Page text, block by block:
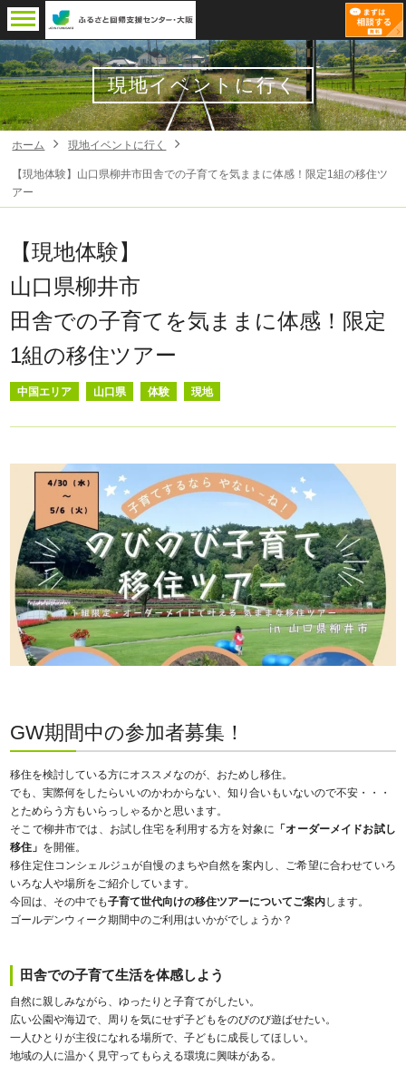
現地イベントに行く
ホーム 現地イベントに行く
【現地体験】山口県柳井市田舎での子育てを気ままに体感！限定1組の移住ツ
アー
【現地体験】
山口県柳井市
田舎での子育てを気ままに体感！限定
1組の移住ツアー
中国エリア 山口県 体験 現地
GW期間中の参加者募集！
移住を検討している方にオススメなのが、おためし移住。
でも、実際何をしたらいいのかわからない、知り合いもいないので不安・・・
とためらう方もいらっしゃるかと思います。
そこで柳井市では、お試し住宅を利用する方を対象に 「オーダーメイドお試し
移住」 を開催。
移住定住コンシェルジュが自慢のまちや自然を案内し、ご希望に合わせていろ
いろな人や場所をご紹介しています。
今回は、その中でも子育て世代向けの移住ツアーについてご案内します。
ゴールデンウィーク期間中のご利用はいかがでしょうか？
田舎での子育て生活を体感しよう
自然に親しみながら、ゆったりと子育てがしたい。
広い公園や海辺で、周りを気にせず子どもをのびのび遊ばせたい。
一人ひとりが主役になれる場所で、子どもに成長してほしい。
地域の人に温かく見守ってもらえる環境に興味がある。